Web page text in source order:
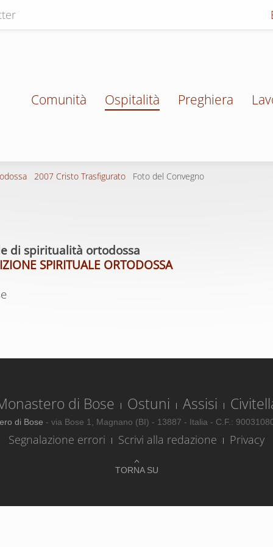
Comunità Ospitalità Preghiera
2007 Cristo Trasfigurato Foto del Convegno
di spiritualità ortodossa
SPIRITUALE ORTODOSSA
TORNA SU
di Bose Ostuni Assisi
di Bose - via Bose 1, Magnano (BI) - 13887 - Italia - C.F.:
Segnalazione errori Scrivi alla redazione Privacy